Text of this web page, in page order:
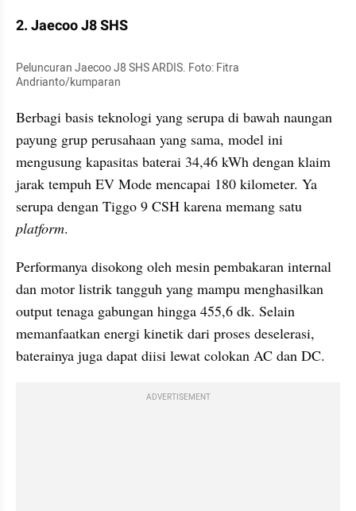
2. Jaecoo J8 SHS
Peluncuran Jaecoo J8 SHS ARDIS. Foto: Fitra
Andrianto/kumparan
Berbagi basis teknologi yang serupa di bawah naungan
payung grup perusahaan yang sama, model ini
mengusung kapasitas baterai 34,46 kWh dengan klaim
jarak tempuh EV Mode mencapai 180 kilometer. Ya
platform.
Performanya disokong oleh mesin pembakaran internal
dan motor listrik tangguh yang mampu menghasilkan
output tenaga gabungan hingga 455,6 dk. Selain
memanfaatkan energi kinetik dari proses deselerasi,
baterainya juga dapat diisi lewat colokan AC dan DC.
ADVERTISEMENT